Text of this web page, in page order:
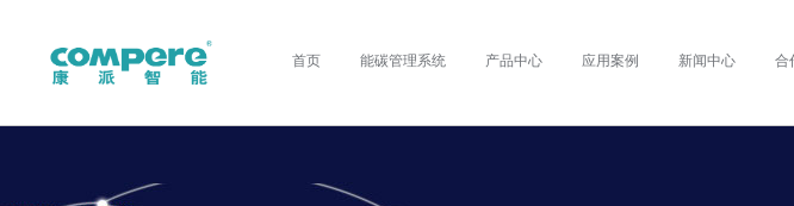
首页 能碳管理系统 产品中心 应用案例 新闻中心 合